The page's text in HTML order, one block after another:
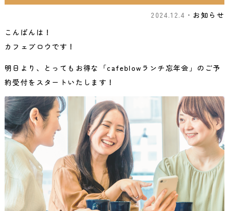
2024.12.4・ お知らせ
こんばんは！
カフェブロウです！
明日より、とってもお得な「cafeblowランチ忘年会」のご予
約受付をスタートいたします！